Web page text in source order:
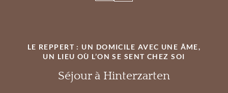
Séjour à Hinterzarten
LE REPPERT : UN DOMICILE AVEC UNE ÂME,
UN LIEU OÙ L’ON SE SENT CHEZ SOI